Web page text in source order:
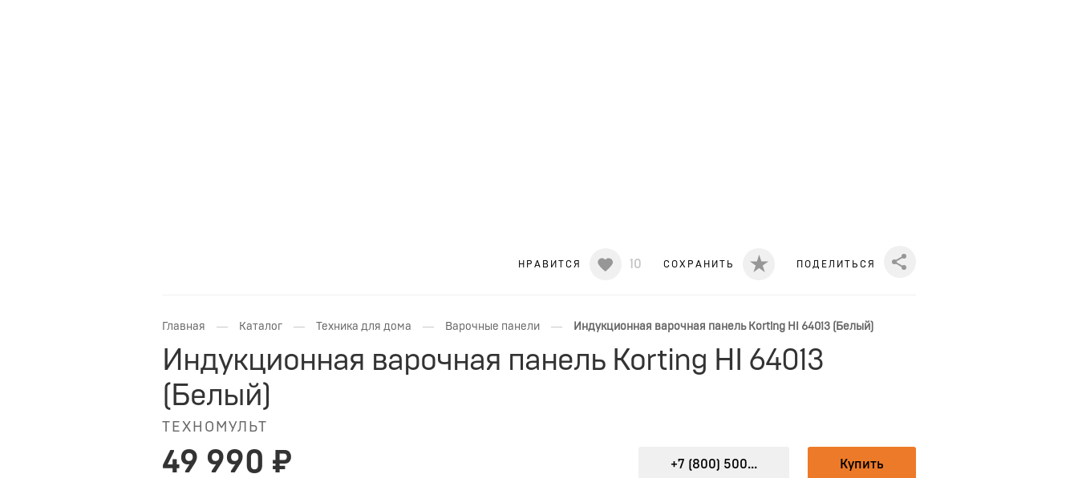
Share
ПОДЕЛИТЬСЯ
СОХРАНИТЬ
10
НРАВИТСЯ
Главная — Каталог — Техника для дома — Варочные панели — Индукционная варочная панель Korting HI 64013 (Белый)
Индукционная варочная панель Korting HI 64013
(Белый)
ТЕХНОМУЛЬТ
49 990 ₽ Купить
+7 (800) 500...